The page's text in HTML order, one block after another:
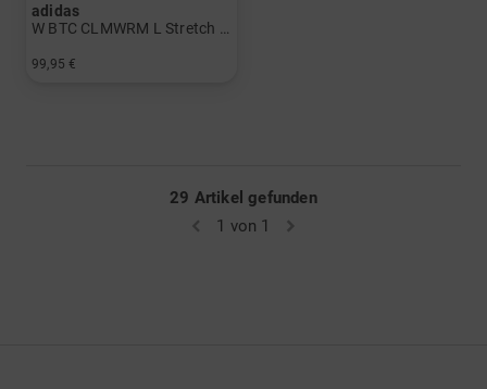
adidas
99,95 €
29 Artikel gefunden
1 von 1